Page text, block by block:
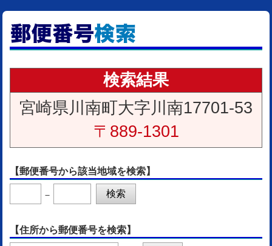
検索結果
宮崎県川南町大字川南17701-53
〒889-1301
【郵便番号から該当地域を検索】
－
【住所から郵便番号を検索】